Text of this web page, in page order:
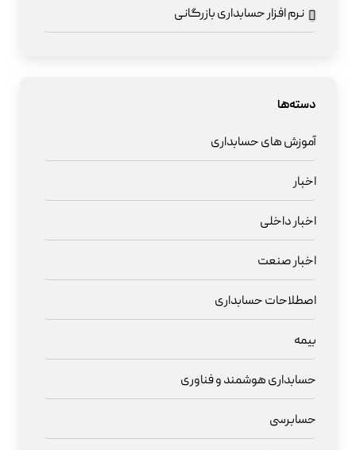
نرم افزار حسابداری بازرگانی
دسته‌ها
آموزش های حسابداری
اخبار
اخبار داخلی
اخبار صنعت
اصطلاحات حسابداری
بیمه
حسابداری هوشمند و فناوری
حسابرسی